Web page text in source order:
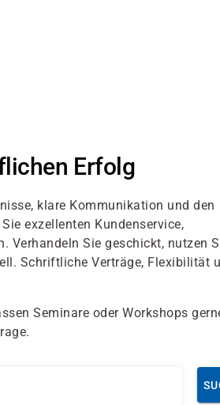
Erfolg
klare Kommunikation und den
exzellenten Kundenservice,
Verhandeln Sie geschickt, nutzen
Schriftliche Verträge, Flexibilität
Seminare oder Workshops